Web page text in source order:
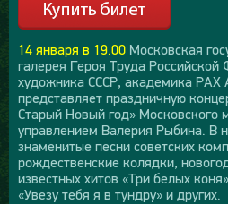
14 января в 19.00 Московская
галерея Героя Труда
художника СССР, академика
представляет праздничную
Старый Новый год» Московского
управлением Валерия Рыбина. В
знаменитые песни советских
рождественские колядки,
известных хитов «Три белых
«Увезу тебя я в тундру» и других.